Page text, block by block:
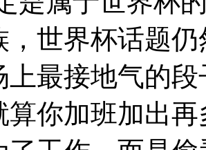
，世界杯话题
上最接地气的
算你加班加出